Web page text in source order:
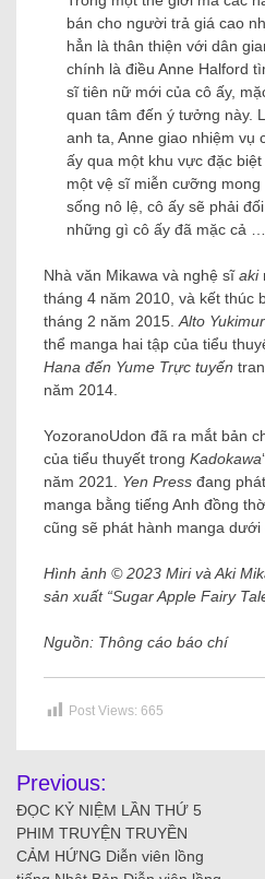
bán cho người trả giá cao
hẳn là thân thiện với dân
chính là điều Anne Halford
sĩ tiên nữ mới của cô ấy,
quan tâm đến ý tưởng này.
anh ta, Anne giao nhiệm vụ
ấy qua một khu vực đặc
một vệ sĩ miễn cưỡng
sống nô lệ, cô ấy sẽ phải
những gì cô ấy đã mặc cả …
Nhà văn Mikawa và nghệ sĩaki
tháng 4 năm 2010, và kết thúc
tháng 2 năm 2015.Alto
thể manga hai tập của tiểu
Hana đến Yume Trực tuyến
năm 2014.
YozoranoUdon đã ra mắt bản
của tiểu thuyết trong Kadokawa
năm 2021. Yen Press đang
manga bằng tiếng Anh đồng
cũng sẽ phát hành manga dưới
Hình ảnh © 2023 Miri và Aki
sản xuất “Sugar Apple Fairy
Nguồn: Thông cáo báo chí
Post Views: 665
Previous:
ĐỌC KỶ NIỆM LẦN THỨ 5
PHIM TRUYỆN TRUYỀN
CẢM HỨNG Diễn viên lồng